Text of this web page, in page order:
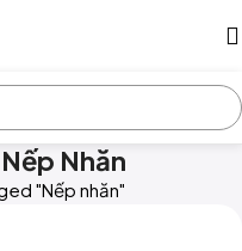
Nhăn
"Nếp nhăn"